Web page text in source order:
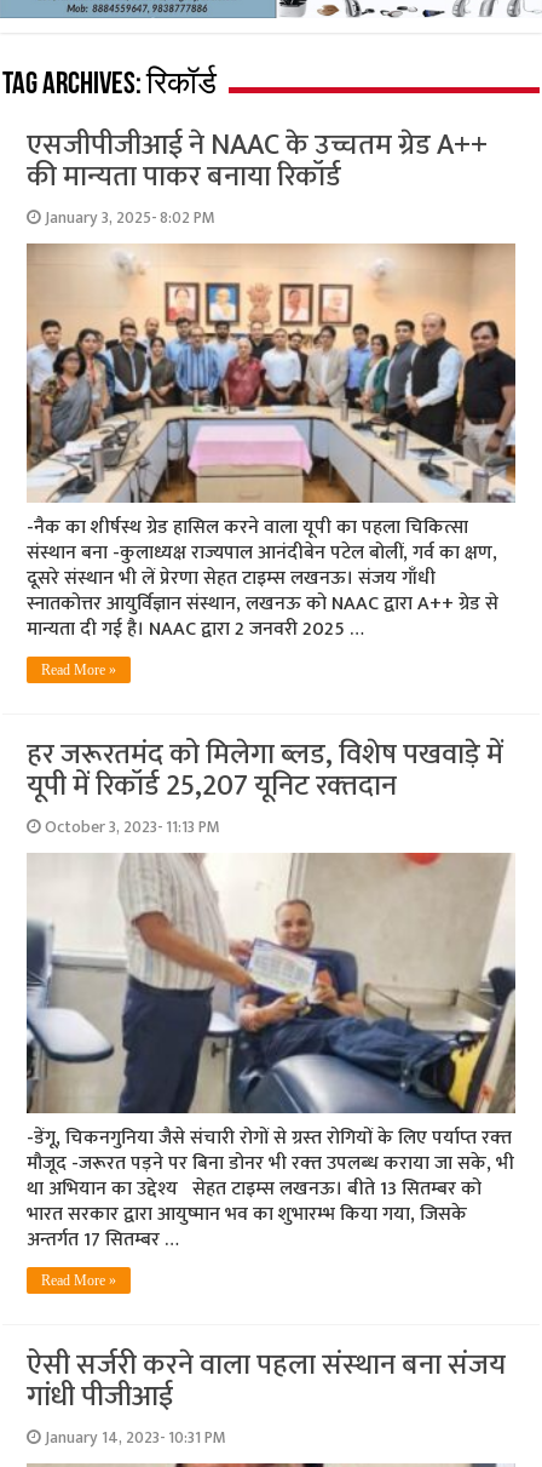
Tag Archives:रिकॉर्ड
एसजीपीजीआई ने NAAC के उच्चतम ग्रेड A++
की मान्यता पाकर बनाया रिकॉर्ड
January 3, 2025- 8:02 PM
-नैक का शीर्षस्थ ग्रेड हासिल करने वाला यूपी का पहला चिकित्सा
संस्थान बना -कुलाध्यक्ष राज्यपाल आनंदीबेन पटेल बोलीं, गर्व का क्षण,
दूसरे संस्थान भी लें प्रेरणा सेहत टाइम्स लखनऊ। संजय गाँधी
स्नातकोत्तर आयुर्विज्ञान संस्थान, लखनऊ को NAAC द्वारा A++ ग्रेड से
मान्यता दी गई है। NAAC द्वारा 2 जनवरी 2025 …
Read More »
हर जरूरतमंद को मिलेगा ब्‍लड, विशेष पखवाड़े में
यूपी में रिकॉर्ड 25,207 यूनिट रक्‍तदान
October 3, 2023- 11:13 PM
-डेंगू, चिकनगुनिया जैसे संचारी रोगों से ग्रस्‍त रोगियों के लिए पर्याप्‍त रक्‍त
मौजूद -जरूरत पड़ने पर बिना डोनर भी रक्‍त उपलब्‍ध कराया जा सके, भी
था अभियान का उद्देश्‍य सेहत टाइम्‍स लखनऊ। बीते 13 सितम्बर को
भारत सरकार द्वारा आयुष्मान भव का शुभारम्भ किया गया, जिसके
अन्तर्गत 17 सितम्बर …
Read More »
ऐसी सर्जरी करने वाला पहला संस्‍थान बना संजय
गांधी पीजीआई
January 14, 2023- 10:31 PM